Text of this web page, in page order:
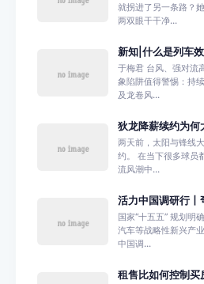
就拐进了另一条路？
两双眼干干净...
新知|什么是列车
于梅君 台风、强对流
象陷阱值得警惕：持
及龙卷风...
狄龙降薪续约为何
两天前，太阳与锋线
约。 在当下很多球员
流风潮中...
活力中国调研行丨
国家“十五五” 规划明
汽车等战略性新兴产
中国调...
租售比如何控制买